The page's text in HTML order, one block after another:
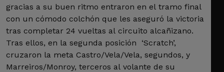
gracias a su buen ritmo entraron en el tramo final
con un cómodo colchón que les aseguró la victoria
tras completar 24 vueltas al circuito alcañizano.
Tras ellos, en la segunda posición ‘Scratch’,
cruzaron la meta Castro/Vela/Vela, segundos, y
Marreiros/Monroy, terceros al volante de su